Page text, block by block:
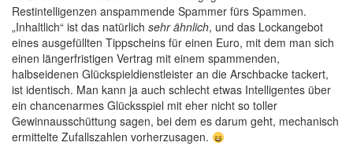
Restintelligenzen anspammende Spammer fürs Spammen.
„Inhaltlich“ ist das natürlich sehr ähnlich, und das Lockangebot
eines ausgefüllten Tippscheins für einen Euro, mit dem man sich
einen längerfristigen Vertrag mit einem spammenden,
halbseidenen Glückspieldienstleister an die Arschbacke tackert,
ist identisch. Man kann ja auch schlecht etwas Intelligentes über
ein chancenarmes Glücksspiel mit eher nicht so toller
Gewinnausschüttung sagen, bei dem es darum geht, mechanisch
ermittelte Zufallszahlen vorherzusagen.